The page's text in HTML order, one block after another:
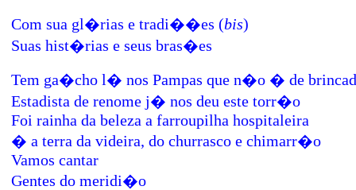
Com sua gl�rias e tradi��es (bis)
Suas hist�rias e seus bras�es
Tem ga�cho l� nos Pampas que n�o � de
Estadista de renome j� nos deu este torr�o
Foi rainha da beleza a farroupilha hospitaleira
� a terra da videira, do churrasco e chimarr�o
Vamos cantar
Gentes do meridi�o